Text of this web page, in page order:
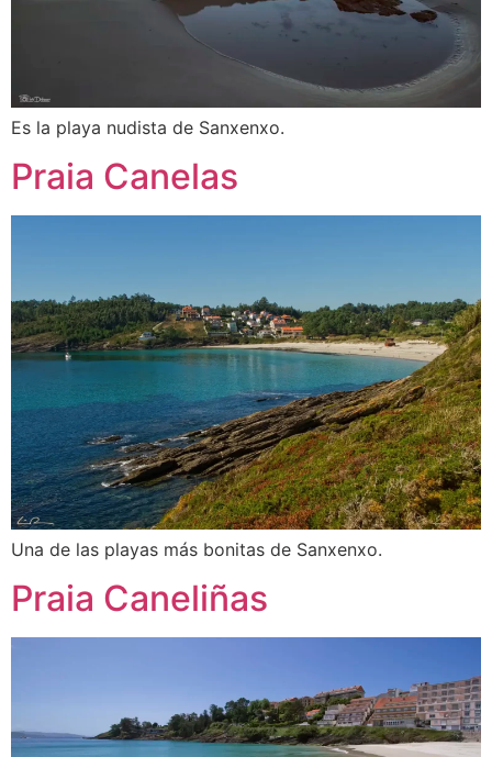
Es la playa nudista de Sanxenxo.
Praia Canelas
Una de las playas más bonitas de Sanxenxo.
Praia Caneliñas